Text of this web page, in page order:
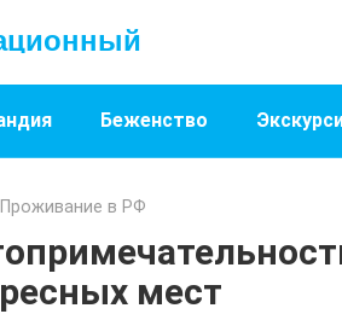
Беженство
Проживание в РФ
мест